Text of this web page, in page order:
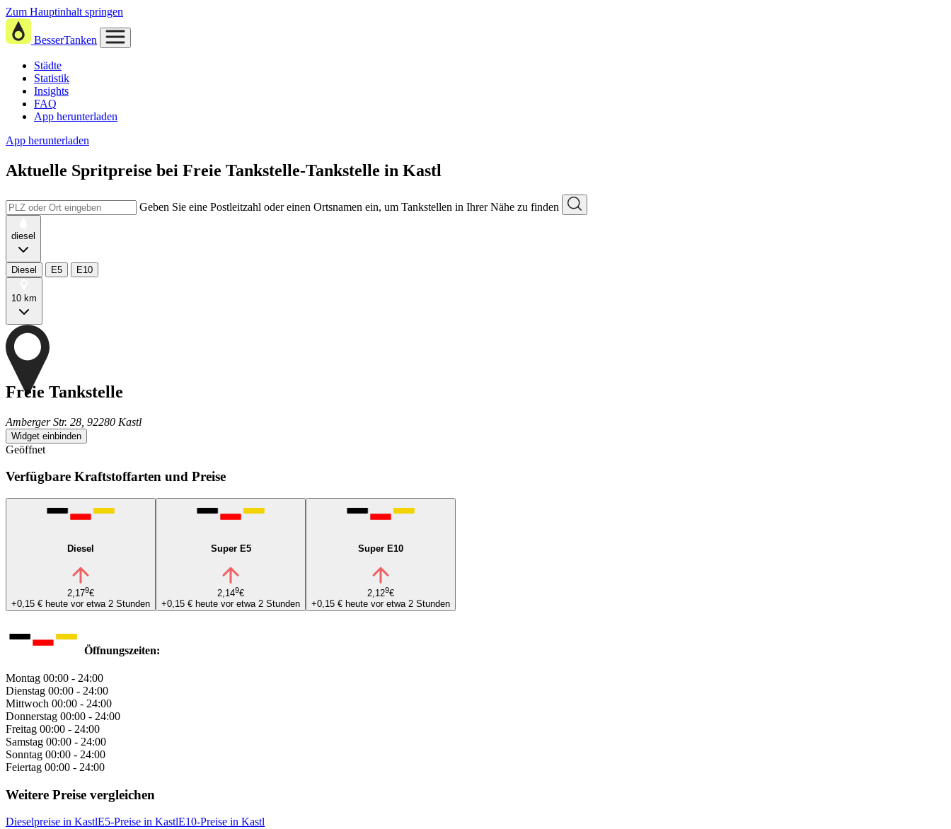
Zum Hauptinhalt springen
BesserTanken
Städte
Statistik
Insights
FAQ
App herunterladen
App herunterladen
Aktuelle Spritpreise bei Freie Tankstelle-Tankstelle in Kastl
Geben Sie eine Postleitzahl oder einen Ortsnamen ein, um Tankstellen in Ihrer Nähe zu finden
diesel
Diesel E5 E10
10 km
Freie Tankstelle
Amberger Str. 28, 92280 Kastl
Widget einbinden
Geöffnet
Verfügbare Kraftstoffarten und Preise
Diesel
2,179€
+0,15 € heute vor etwa 2 Stunden
Super E5
2,149€
+0,15 € heute vor etwa 2 Stunden
Super E10
2,129€
+0,15 € heute vor etwa 2 Stunden
Öffnungszeiten:
Montag 00:00 - 24:00
Dienstag 00:00 - 24:00
Mittwoch 00:00 - 24:00
Donnerstag 00:00 - 24:00
Freitag 00:00 - 24:00
Samstag 00:00 - 24:00
Sonntag 00:00 - 24:00
Feiertag 00:00 - 24:00
Weitere Preise vergleichen
Dieselpreise in KastlE5-Preise in KastlE10-Preise in Kastl